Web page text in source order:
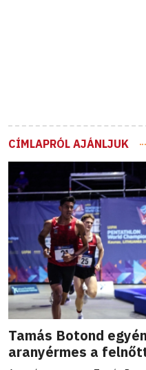
CÍMLAPRÓL AJÁNLJUK
Tamás Botond
aranyérmes a